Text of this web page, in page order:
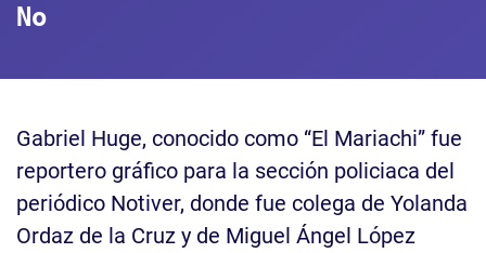
No
Gabriel Huge, conocido como “El Mariachi” fue
reportero gráfico para la sección policiaca del
periódico Notiver, donde fue colega de Yolanda
Ordaz de la Cruz y de Miguel Ángel López